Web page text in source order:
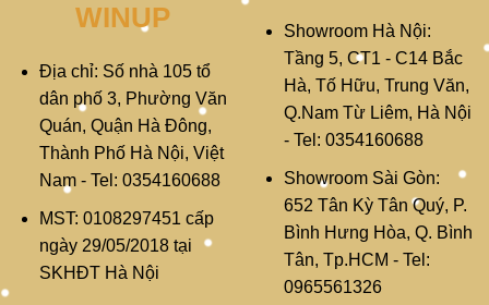
WINUP
Địa chỉ: Số nhà 105 tổ
dân phố 3, Phường Văn
Quán, Quận Hà Đông,
Thành Phố Hà Nội, Việt
Nam - Tel: 0354160688
MST: 0108297451 cấp
ngày 29/05/2018 tại
SKHĐT Hà Nội
Showroom Hà Nội:
Tầng 5, CT1 - C14 Bắc
Hà, Tố Hữu, Trung Văn,
Q.Nam Từ Liêm, Hà Nội
- Tel: 0354160688
Showroom Sài Gòn:
652 Tân Kỳ Tân Quý, P.
Bình Hưng Hòa, Q. Bình
Tân, Tp.HCM - Tel:
0965561326